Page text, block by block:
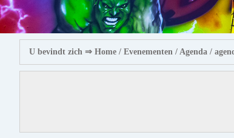
U bevindt zich ⇒ Home / Evenementen / Agenda /